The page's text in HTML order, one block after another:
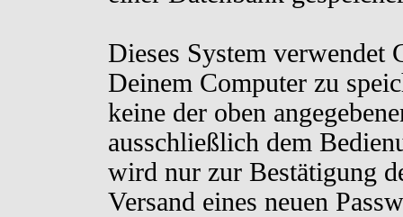
Dieses System verwendet
Deinem Computer zu
keine der oben
ausschließlich dem
wird nur zur Bestätigung
Versand eines neuen